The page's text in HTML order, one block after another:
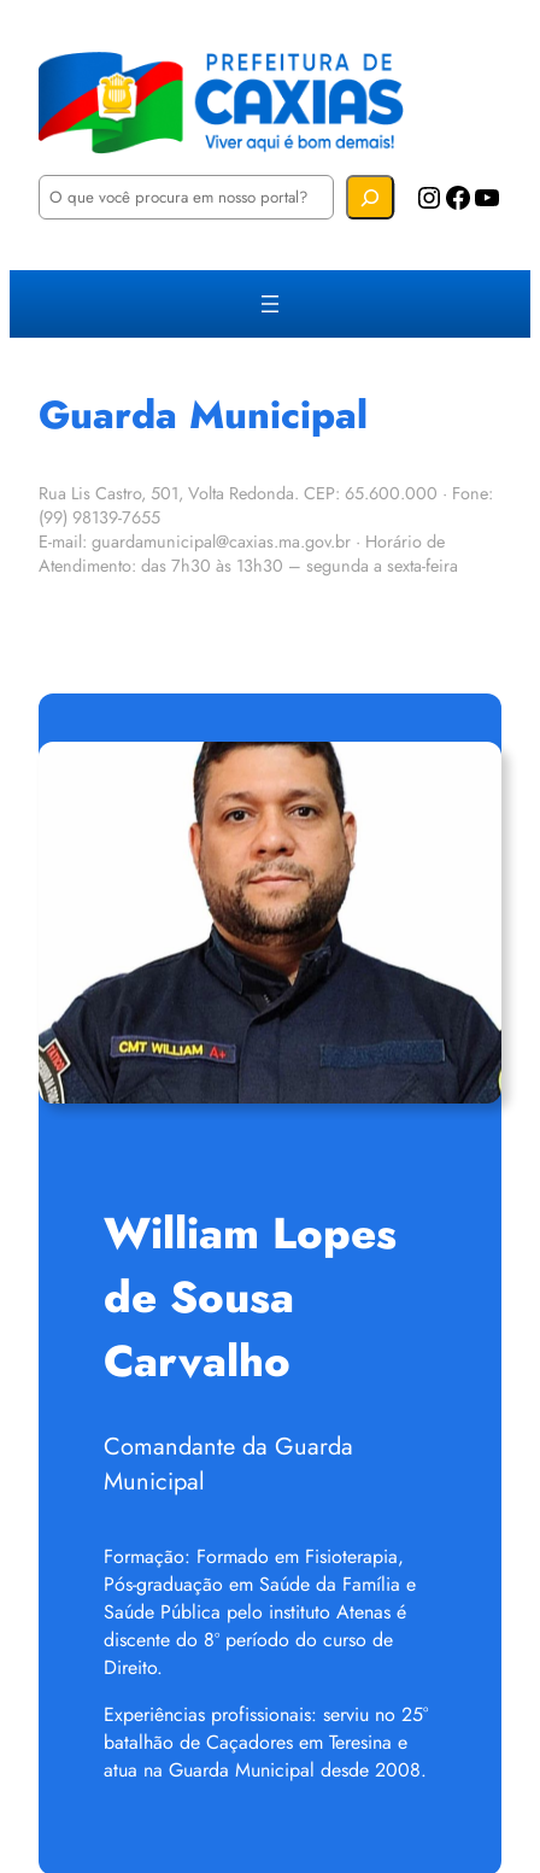
P
u
a
Instagram Facebook YouTube
Guarda Municipal
Rua Lis Castro, 501, Volta Redonda. CEP: 65.600.000 · Fone:
(99) 98139-7655
E-mail: guardamunicipal@caxias.ma.gov.br · Horário de
Atendimento: das 7h30 às 13h30 – segunda a sexta-feira
William Lopes
de Sousa
Carvalho
Comandante da Guarda
Municipal
Formação: Formado em Fisioterapia,
Pós-graduação em Saúde da Família e
Saúde Pública pelo instituto Atenas é
discente do 8º período do curso de
Direito.
Experiências profissionais: serviu no 25°
batalhão de Caçadores em Teresina e
atua na Guarda Municipal desde 2008.